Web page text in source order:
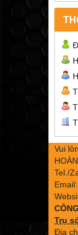
Vui
Tel./
Trụ
Địa